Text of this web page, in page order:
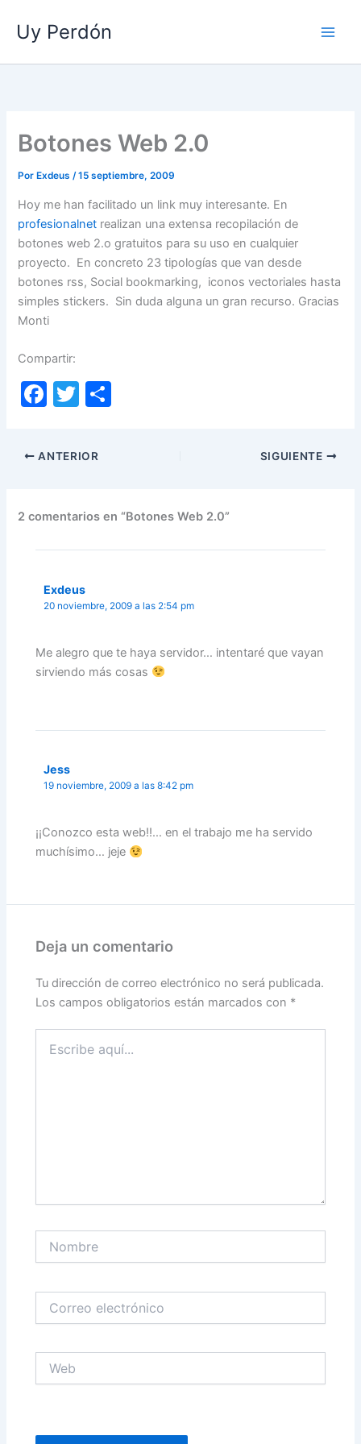
contenido
Uy Perdón
Botones Web 2.0
Por Exdeus/15 septiembre, 2009
Hoy me han facilitado un link muy interesante. En
profesionalnet realizan una extensa recopilación de
botones web 2.o gratuitos para su uso en cualquier
proyecto. En concreto 23 tipologías que van desde
botones rss, Social bookmarking, iconos vectoriales hasta
simples stickers. Sin duda alguna un gran recurso. Gracias
Monti
Compartir:
F
c
o
o
T
itt
tir
ANTERIOR SIGUIENTE
2 comentarios en “Botones Web 2.0”
Exdeus
20 noviembre, 2009 a las 2:54 pm
Me alegro que te haya servidor… intentaré que vayan
sirviendo más cosas
Jess
19 noviembre, 2009 a las 8:42 pm
¡¡Conozco esta web!!… en el trabajo me ha servido
muchísimo… jeje
Deja un comentario
Tu dirección de correo electrónico no será publicada.
Los campos obligatorios están marcados con *
aquí...
electrónico